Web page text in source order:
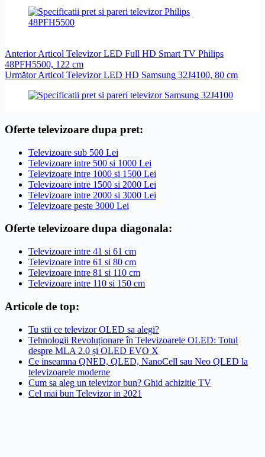
AnteriorArticol Televizor LED Full HD Smart TV Philips
48PFH5500, 122 cm
UrmătorArticol Televizor LED HD Samsung 32J4100, 80 cm
Oferte televizoare dupa pret:
Televizoare sub 500 Lei
Televizoare intre 500 si 1000 Lei
Televizoare intre 1000 si 1500 Lei
Televizoare intre 1500 si 2000 Lei
Televizoare intre 2000 si 3000 Lei
Televizoare peste 3000 Lei
Oferte televizoare dupa diagonala:
Televizoare intre 41 si 61 cm
Televizoare intre 61 si 80 cm
Televizoare intre 81 si 110 cm
Televizoare intre 110 si 150 cm
Articole de top:
Tu stii ce televizor OLED sa alegi?
Tehnologii Revoluționare în Televizoarele OLED: Totul
despre MLA 2.0 și OLED EVO X
Ce inseamna QNED, QLED, NanoCell sau Neo QLED la
televizoarele moderne
Cum sa aleg un televizor bun? Ghid achizitie TV
Cel mai bun Televizor in 2021